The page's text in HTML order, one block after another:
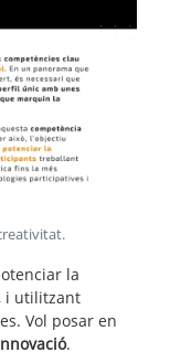
.
la
i utilitzant
Vol posar en
.